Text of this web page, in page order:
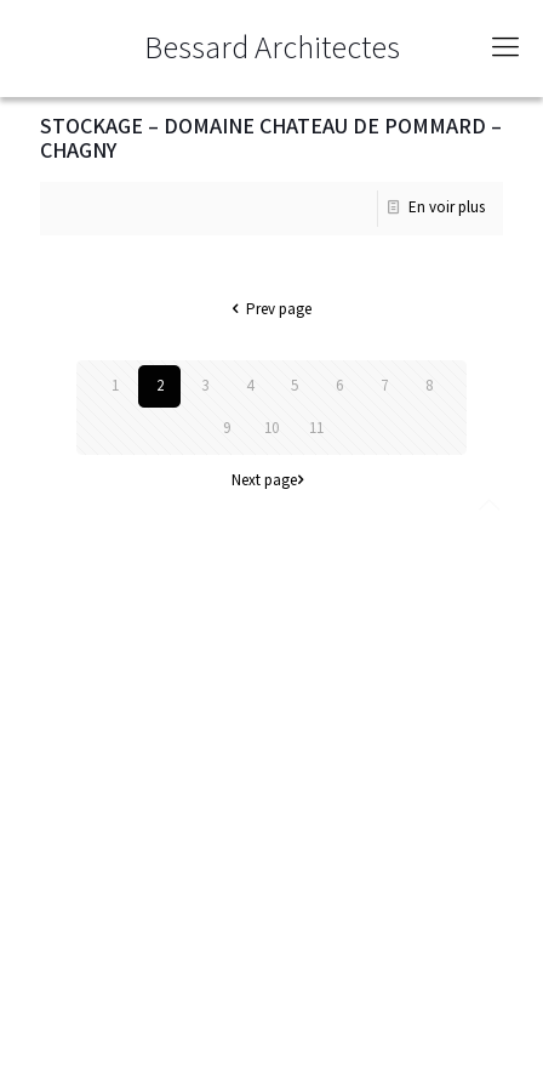
Bessard Architectes
STOCKAGE – DOMAINE CHATEAU DE POMMARD –
CHAGNY
En voir plus
Prev page
1 2 3 4 5 6 7 8
9 10 11
Next page